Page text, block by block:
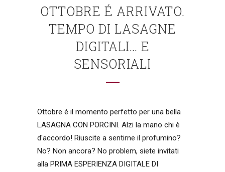
OTTOBRE É ARRIVATO.
TEMPO DI LASAGNE
DIGITALI… E
SENSORIALI
Ottobre é il momento perfetto per una bella
LASAGNA CON PORCINI. Alzi la mano chi è
d'accordo! Riuscite a sentirne il profumino?
No? Non ancora? No problem, siete invitati
alla PRIMA ESPERIENZA DIGITALE DI